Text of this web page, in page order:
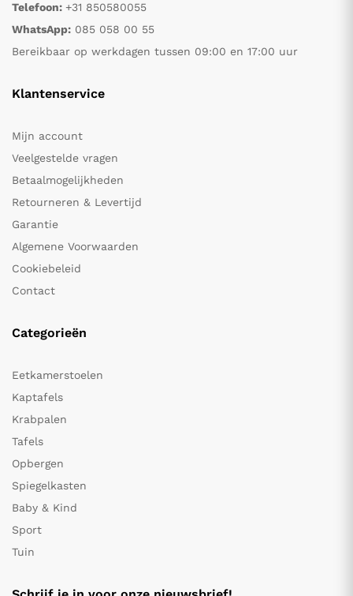
Telefoon: +31 850580055
WhatsApp: 085 058 00 55
Bereikbaar op werkdagen tussen 09:00 en 17:00 uur
Klantenservice
Mijn account
Veelgestelde vragen
Betaalmogelijkheden
Retourneren & Levertijd
Garantie
Algemene Voorwaarden
Cookiebeleid
Contact
Categorieën
Eetkamerstoelen
Kaptafels
Krabpalen
Tafels
Opbergen
Spiegelkasten
Baby & Kind
Sport
Tuin